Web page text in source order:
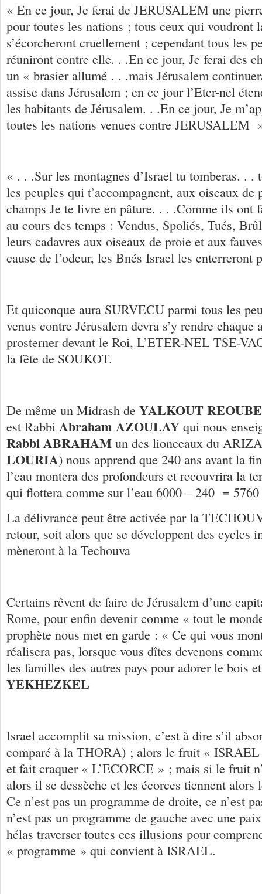
« En ce jour, Je ferai de JERUSALEM une
pour toutes les nations ; tous ceux qui voudront
s’écorcheront cruellement ; cependant tous les
réuniront contre elle. . .En ce jour, Je ferai des
un « brasier allumé . . .mais Jérusalem
assise dans Jérusalem ; en ce jour l’Eter-nel
les habitants de Jérusalem. . .En ce jour, Je
toutes les nations venues contre
« . . .Sur les montagnes d’Israel tu tomberas. . .
les peuples qui t’accompagnent, aux oiseaux de
champs Je te livre en pâture. . . .Comme ils ont
au cours des temps : Vendus, Spoliés, Tués,
leurs cadavres aux oiseaux de proie et aux
cause de l’odeur, les Bnés Israel les enterreront
Et quiconque aura SURVECU parmi tous les
venus contre Jérusalem devra s’y rendre chaque
prosterner devant le Roi, L’ETER-NEL TSE-
la fête de SOUKOT.
De même un Midrash de YALKOUT
est Rabbi Abraham AZOULAY qui nous
Rabbi ABRAHAM un des lionceaux du
LOURIA) nous apprend que 240 ans avant la
l’eau montera des profondeurs et recouvrira la
qui flottera comme sur l’eau 6000 – 240 =
La délivrance peut être activée par la
retour, soit alors que se développent des cycles
mèneront à la Techouva
Certains rêvent de faire de Jérusalem d’une
Rome, pour enfin devenir comme « tout le
prophète nous met en garde : « Ce qui vous
réalisera pas, lorsque vous dîtes devenons
les familles des autres pays pour adorer le bois
YEKHEZKEL
Israel accomplit sa mission, c’est à dire s’il
comparé à la THORA) ; alors le fruit « ISRAEL
et fait craquer « L’ECORCE » ; mais si le fruit
alors il se dessèche et les écorces tiennent
Ce n’est pas un programme de droite, ce n’est
n’est pas un programme de gauche avec une
hélas traverser toutes ces illusions pour
« programme » qui convient à ISRAEL.